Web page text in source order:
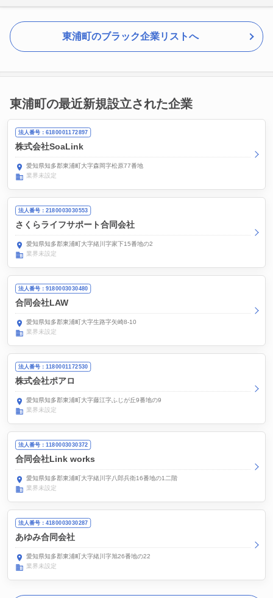
東浦町のブラック企業リストへ
東浦町の最近新規設立された企業
法人番号：6180001172897
株式会社SoaLink
愛知県知多郡東浦町大字森岡字松原77番地
業界未設定
法人番号：2180003030553
さくらライフサポート合同会社
愛知県知多郡東浦町大字緒川字家下15番地の2
業界未設定
法人番号：9180003030480
合同会社LAW
愛知県知多郡東浦町大字生路字矢崎8-10
業界未設定
法人番号：1180001172530
株式会社ポアロ
愛知県知多郡東浦町大字藤江字ふじが丘9番地の9
業界未設定
法人番号：1180003030372
合同会社Link works
愛知県知多郡東浦町大字緒川字八郎兵衛16番地の1二階
業界未設定
法人番号：4180003030287
あゆみ合同会社
愛知県知多郡東浦町大字緒川字旭26番地の22
業界未設定